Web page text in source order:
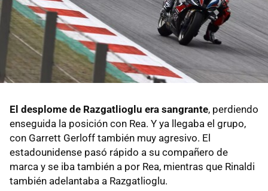
El desplome de Razgatlioglu era sangrante, perdiendo
enseguida la posición con Rea. Y ya llegaba el grupo,
con Garrett Gerloff también muy agresivo. El
estadounidense pasó rápido a su compañero de
marca y se iba también a por Rea, mientras que Rinaldi
también adelantaba a Razgatlioglu.